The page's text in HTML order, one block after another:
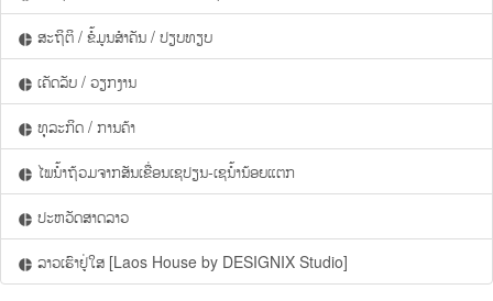
pie_chart ສະຖິຕິ / ຂໍ້ມູນສຳຄັນ / ປຽບທຽບ
pie_chart ເຄັດລັບ / ວຽກງານ
pie_chart ທຸລະກິດ / ການຄ້າ
pie_chart ໄພນ້ຳຖ້ວມຈາກສັນເຂື່ອນເຊປຽນ-ເຊນ້ຳນ້ອຍແຕກ
pie_chart ປະຫວັດສາດລາວ
pie_chart ລາວເຮົາຢູ່ໃສ [Laos House by DESIGNIX Studio]